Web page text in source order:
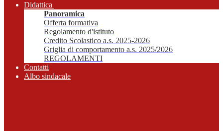
Didattica
Panoramica
Offerta formativa
Regolamento d'istituto
Credito Scolastico a.s. 2025-2026
Griglia di comportamento a.s. 2025/2026
REGOLAMENTI
Contatti
Albo sindacale